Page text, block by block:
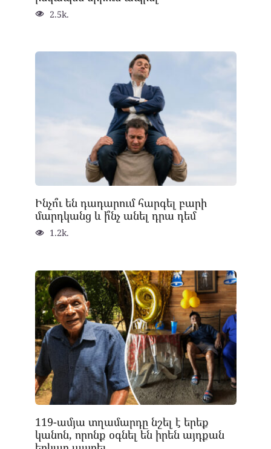
2.5k.
Ինչո՞ւ են դադարում հարգել բարի
մարդկանց և ի՞նչ անել դրա դեմ
1.2k.
119-ամյա տղամարդը նշել է երեք
կանոն, որոնք օգնել են իրեն այդքան